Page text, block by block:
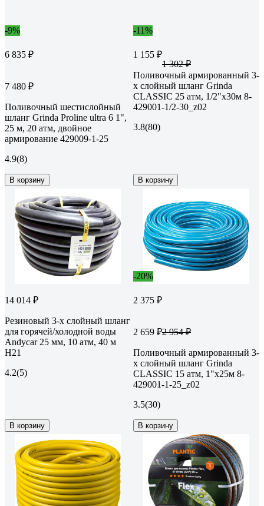
-9%
6 835 ₽
7 480 ₽
Поливочный шестислойный
шланг Grinda Proline ultra 6 1",
25 м, 20 атм, двойное
армирование 429009-1-25
4.9(8)
В корзину
-11%
1 155 ₽
1 302 ₽
Поливочный армированный 3-
х слойный шланг Grinda
CLASSIC 25 атм, 1/2"х30м 8-
429001-1/2-30_z02
3.8(80)
В корзину
14 014 ₽
Резиновый 3-х слойный шланг
для горячей/холодной воды
Andycar 25 мм, 10 атм, 40 м
H21
4.2(5)
В корзину
-20%
2 375 ₽
2 659 ₽2 954 ₽
Поливочный армированный 3-
х слойный шланг Grinda
CLASSIC 15 атм, 1"х25м 8-
429001-1-25_z02
3.5(30)
В корзину